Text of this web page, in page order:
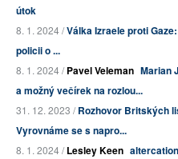
útok
8. 1. 2024 /Válka Izraele proti
policii o ...
8. 1. 2024 /Pavel Veleman Marian
a možný večírek na rozlou...
31. 12. 2023 /Rozhovor Britských
Vyrovnáme se s napro...
8. 1. 2024 /Lesley Keen